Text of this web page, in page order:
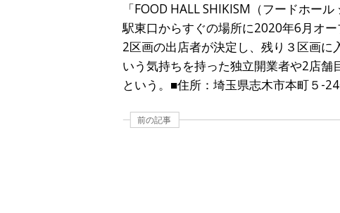
「FOOD HALL SHIKISM（フードホー
駅東口からすぐの場所に2020年6月オ
2区画の出店者が決定し、残り３区画
いう気持ちを持った独立開業者や2店
という。■住所：埼玉県志木市本町５-
前の記事